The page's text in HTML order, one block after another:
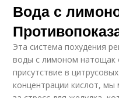
Вода с
Эта система похудения
воды с лимоном натощак
присутствие в
концентрации кислот,